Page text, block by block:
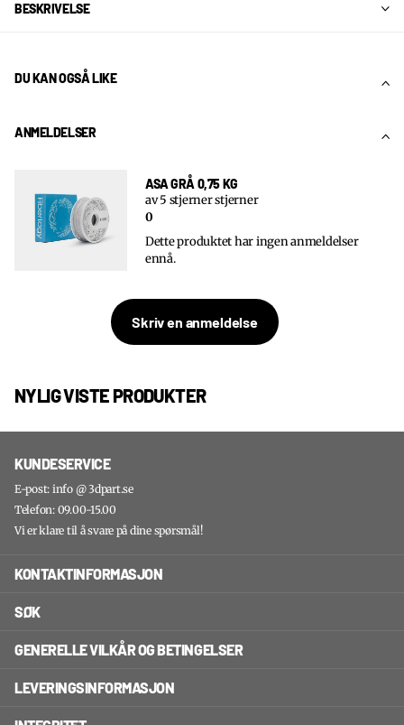
BESKRIVELSE
DU KAN OGSÅ LIKE
ANMELDELSER
ASA GRÅ 0,75 KG
0
av 5 stjerner stjerner
Dette produktet har ingen anmeldelser
ennå.
Skriv en anmeldelse
NYLIG VISTE PRODUKTER
KUNDESERVICE
E-post: info @ 3dpart.se
Telefon: 09.00-15.00
Vi er klare til å svare på dine spørsmål!
KONTAKTINFORMASJON
SØK
GENERELLE VILKÅR OG BETINGELSER
LEVERINGSINFORMASJON